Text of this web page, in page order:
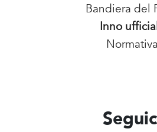
Bandiera del
Inno
Normativa